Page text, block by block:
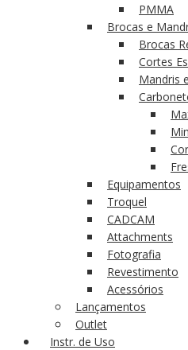
PMMA
Brocas e
Brocas
Cortes
Mandris
Equipamentos
Troquel
CADCAM
Attachments
Fotografia
Revestimento
Acessórios
Lançamentos
Outlet
Instr. de Uso